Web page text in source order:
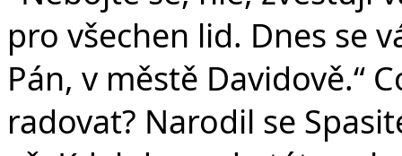
pro všechen lid. Dnes se
Pán, v městě Davidově.“
radovat? Narodil se